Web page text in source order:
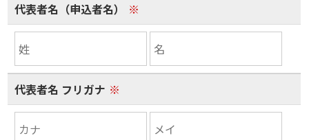
代表者名（申込者名） ※
代表者名 フリガナ ※